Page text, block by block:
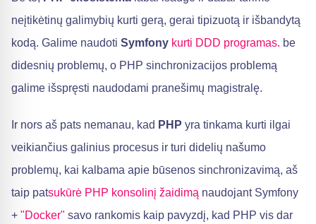
neįtikėtinų galimybių kurti gerą, gerai tipizuotą ir išbandytą
kodą. Galime naudoti Symfony kurti DDD programas. be
didesnių problemų, o PHP sinchronizacijos problemą
galime išspręsti naudodami pranešimų magistralę.
Ir nors aš pats nemanau, kad PHP yra tinkama kurti ilgai
veikiančius galinius procesus ir turi didelių našumo
problemų, kai kalbama apie būsenos sinchronizavimą, aš
taip patsukūrė PHP konsolinį žaidimą naudojant Symfony
+ "Docker" savo rankomis kaip pavyzdį, kad PHP vis dar